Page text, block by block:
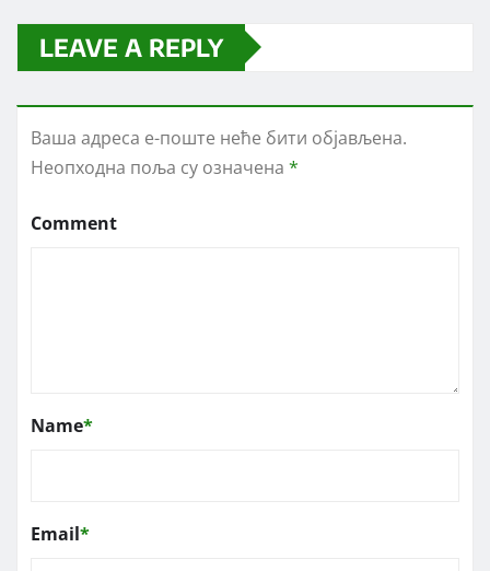
LEAVE A REPLY
Ваша адреса е-поште неће бити објављена.
Неопходна поља су означена *
Comment
Name*
Email*